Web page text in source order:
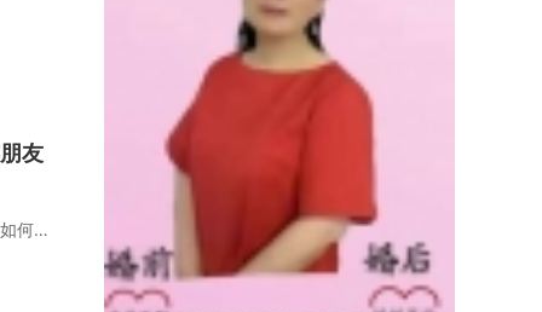
友
女生在恋爱中，会有些盲目。但是在恋爱之前，女生比男生聪明很多。要知道，女人天生懂得如何培养